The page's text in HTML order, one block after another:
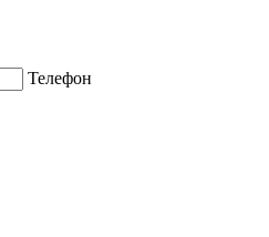
Телефон